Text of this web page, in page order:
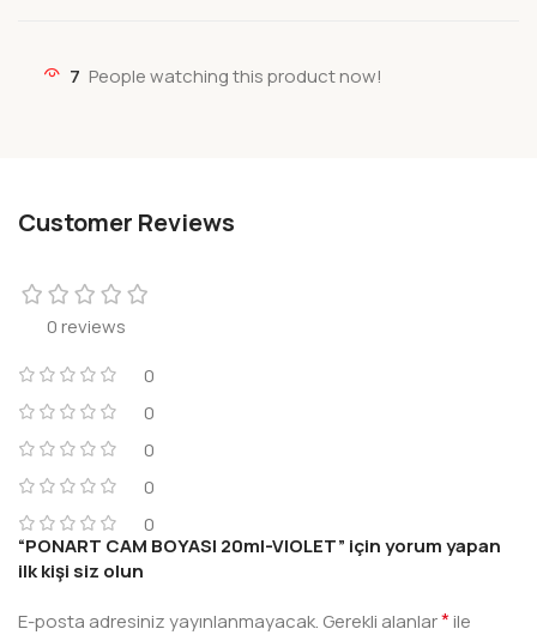
7 People watching this product now!
Customer Reviews
0 reviews
0
0
0
0
0
“PONART CAM BOYASI 20ml-VIOLET” için yorum yapan
ilk kişi siz olun
E-posta adresiniz yayınlanmayacak. Gerekli alanlar*ile